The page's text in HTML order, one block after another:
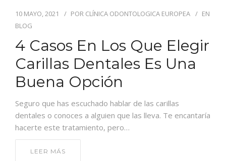
10 MAYO, 2021 POR CLÍNICA ODONTOLOGICA EUROPEA
EN
BLOG
4 Casos En Los Que Elegir
Carillas Dentales Es Una
Buena Opción
Seguro que has escuchado hablar de las carillas
dentales o conoces a alguien que las lleva. Te encantaría
hacerte este tratamiento, pero…
LEER MÁS